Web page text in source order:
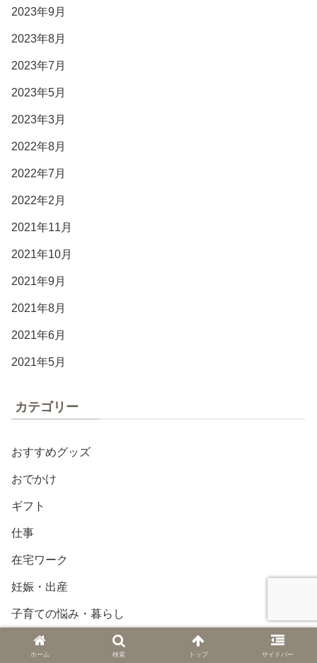
2023年9月
2023年8月
2023年7月
2023年5月
2023年3月
2022年8月
2022年7月
2022年2月
2021年11月
2021年10月
2021年9月
2021年8月
2021年6月
2021年5月
カテゴリー
おすすめグッズ
おでかけ
ギフト
仕事
在宅ワーク
妊娠・出産
子育ての悩み・暮らし
子連れお出かけ・旅行
ホーム 検索 トップ サイドバー